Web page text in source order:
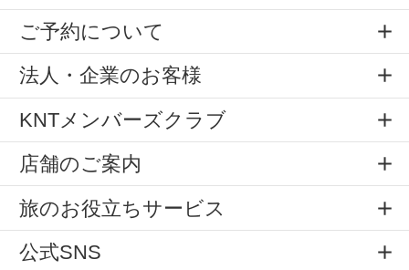
ご予約について
法人・企業のお客様
KNTメンバーズクラブ
店舗のご案内
旅のお役立ちサービス
公式SNS